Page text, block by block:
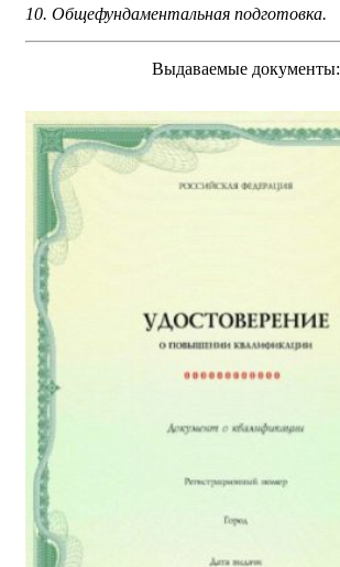
10. Общефундаментальная подготовка.
Выдаваемые документы: